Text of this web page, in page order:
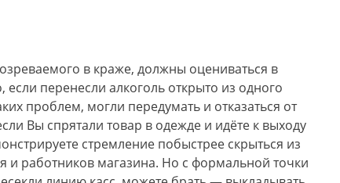
в краже, должны оцениваться в
если перенесли алкоголь открыто из одного
проблем, могли передумать и отказаться от
Вы спрятали товар в одежде и идёте к выходу
стремление побыстрее скрыться из
и работников магазина. Но с формальной точки